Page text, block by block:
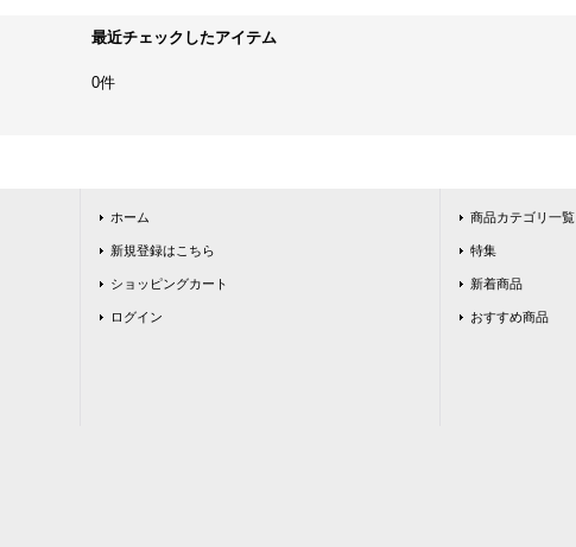
最近チェックしたアイテム
0件
ホーム
新規登録はこちら
ショッピングカート
ログイン
商品カテゴリ一覧
特集
新着商品
おすすめ商品